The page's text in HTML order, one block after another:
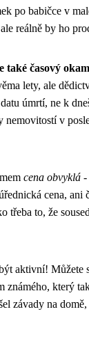
po babičce v
reálně by ho
také časový
lety, ale
úmrtí, ne k
v
cena obvyklá -
cena, ani
třeba to, že
aktivní! Můžete
známého, který
závady na